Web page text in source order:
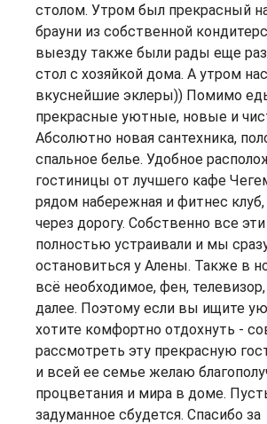
столом. Утром был прекрасный
брауни из собственной
выезду также были рады еще раз
стол с хозяйкой дома. А утром
вкуснейшие эклеры)) Помимо
прекрасные уютные, новые и
Абсолютно новая сантехника,
спальное белье. Удобное
гостиницы от лучшего кафе
рядом набережная и фитнес клуб,
через дорогу. Собственно все
полностью устраивали и мы
остановиться у Алены. Также в
всё необходимое, фен,
далее. Поэтому если вы ищите
хотите комфортно отдохнуть -
рассмотреть эту прекрасную
и всей ее семье желаю
процветания и мира в доме.
задуманное сбудется. Спасибо за